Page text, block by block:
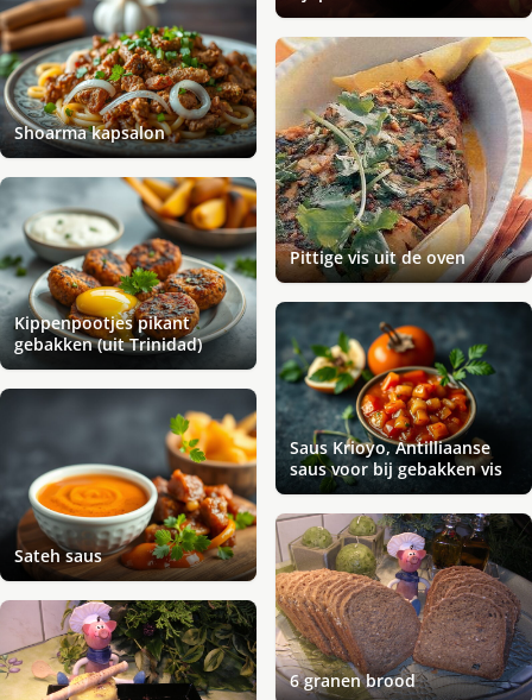
Shoarma kapsalon
Pittige vis uit de oven
Kippenpootjes pikant
gebakken (uit Trinidad)
Saus Krioyo, Antilliaanse
saus voor bij gebakken vis
Sateh saus
6 granen brood